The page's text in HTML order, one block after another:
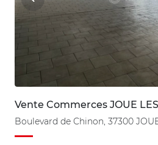
Vente Commerces JOUE
Boulevard de Chinon, 37300